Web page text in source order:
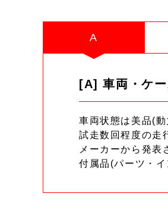
A
[A] 車両・ケ
車両状態は美品(
試走数回程度の走
メーカーから発表
付属品(パーツ・